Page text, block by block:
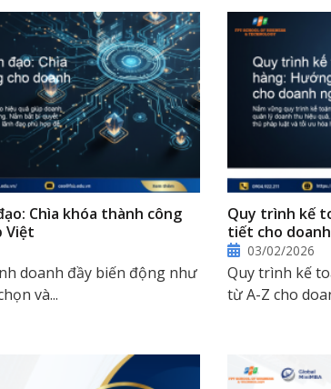
Chìa khóa thành công
Việt
doanh đầy biến động như
và...
Quy trình kế
tiết cho
03/02/2026
Quy trình kế
từ A-Z cho